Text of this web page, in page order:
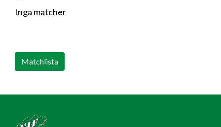
Inga matcher
Matchlista